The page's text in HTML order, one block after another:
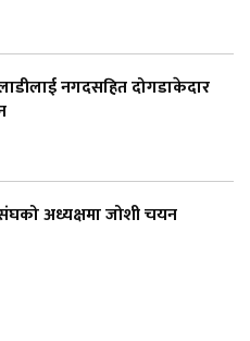
नगदसहित दोगडाकेदार
अध्यक्षमा जोशी चयन